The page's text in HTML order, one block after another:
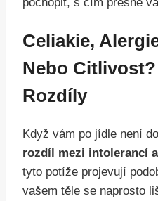
Celiakie,
Nebo
Rozdíly
Když vám po jídle není
rozdíl mezi intolerancí
tyto potíže projevují
vašem těle se naprosto